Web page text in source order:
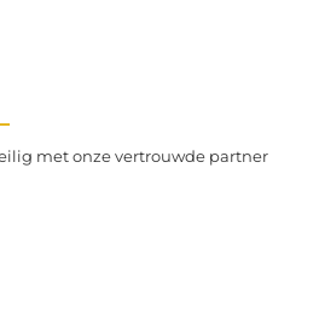
met onze vertrouwde partner